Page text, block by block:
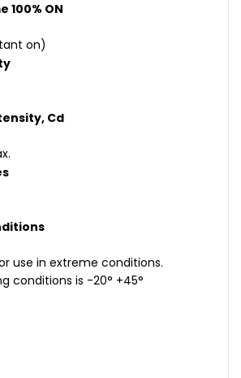
100% ON
on)
Cd
use in extreme conditions.
conditions is -20° +45°